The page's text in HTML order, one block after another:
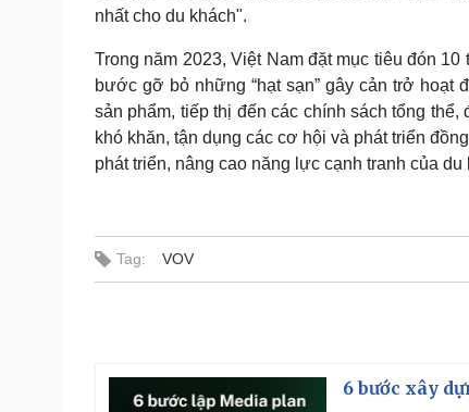
nhất cho du khách".
Trong năm 2023, Việt Nam đặt mục tiêu đón
bước gỡ bỏ những “hạt sạn” gây cản trở
sản phẩm, tiếp thị đến các chính sách tổng
khó khăn, tận dụng các cơ hội và phát triển
phát triển, nâng cao năng lực cạnh tranh của du
Tag: VOV
6 bước xây